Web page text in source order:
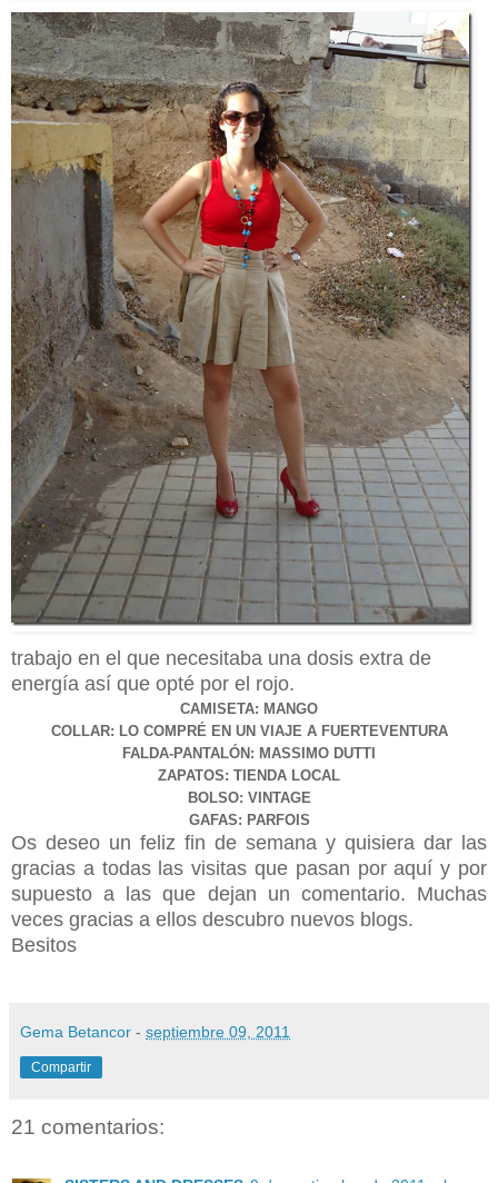
trabajo en el que necesitaba una dosis extra de
energía así que opté por el rojo.
CAMISETA: MANGO
COLLAR: LO COMPRÉ EN UN VIAJE A FUERTEVENTURA
FALDA-PANTALÓN: MASSIMO DUTTI
ZAPATOS: TIENDA LOCAL
BOLSO: VINTAGE
GAFAS: PARFOIS
Os deseo un feliz fin de semana y quisiera dar las
gracias a todas las visitas que pasan por aquí y por
supuesto a las que dejan un comentario. Muchas
veces gracias a ellos descubro nuevos blogs.
Besitos
Gema Betancor - septiembre 09, 2011
Compartir
21 comentarios: